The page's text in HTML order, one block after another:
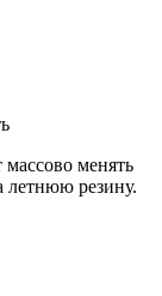
менять
летнюю резину.